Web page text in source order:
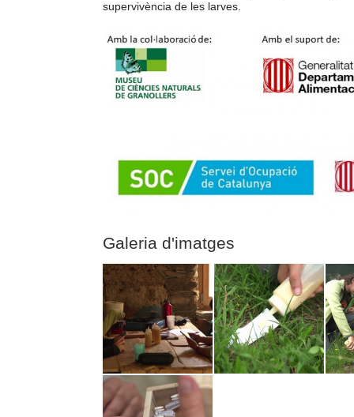
supervivència de les larves.
Galeria d'imatges